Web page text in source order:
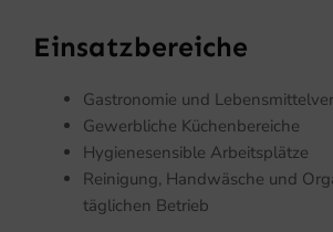
Einsatzbereiche
Gastronomie und
Gewerbliche Küchenbereiche
Hygienesensible Arbeitsplätze
Reinigung, Handwäsche und
täglichen Betrieb